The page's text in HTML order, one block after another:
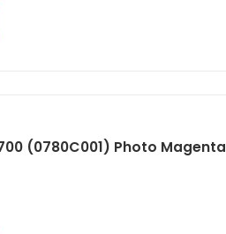
(0780C001) Photo Magenta